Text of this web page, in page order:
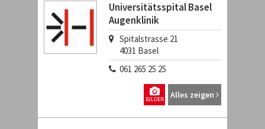
Universitätsspital Basel
Augenklinik
Spitalstrasse 21
4031 Basel
061 265 25 25
Alles zeigen
BILDER